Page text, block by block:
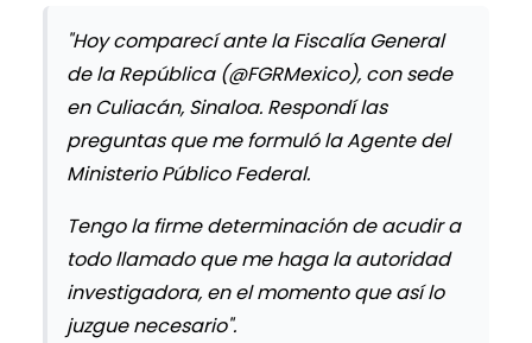
"Hoy comparecí ante la Fiscalía General
de la República (@FGRMexico), con sede
en Culiacán, Sinaloa. Respondí las
preguntas que me formuló la Agente del
Ministerio Público Federal.
Tengo la firme determinación de acudir a
todo llamado que me haga la autoridad
investigadora, en el momento que así lo
juzgue necesario".